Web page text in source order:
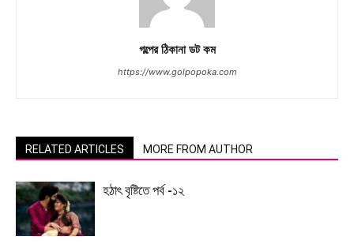
গল্পের ঠিকানা ডট কম
https://www.golpopoka.com
RELATED ARTICLES MORE FROM AUTHOR
হঠাৎ বৃষ্টিতে পর্ব -১২